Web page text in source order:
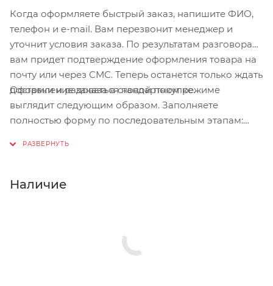
Когда оформляете быстрый заказ, напишите ФИО,
телефон и e-mail. Вам перезвонит менеджер и
уточнит условия заказа. По результатам разговора
вам придет подтверждение оформления товара на
почту или через СМС. Теперь останется только ждать
доставки и радоваться новой покупке.
Оформление заказа в стандартном режиме
выглядит следующим образом. Заполняете
полностью форму по последовательным этапам:
Нажмите кнопку «Оформить заказ».
Наличие